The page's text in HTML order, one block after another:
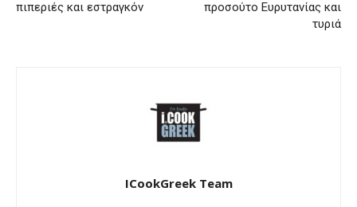
πιπεριές και εστραγκόν
προσούτο Ευρυτανίας και
τυριά
ICookGreek Team